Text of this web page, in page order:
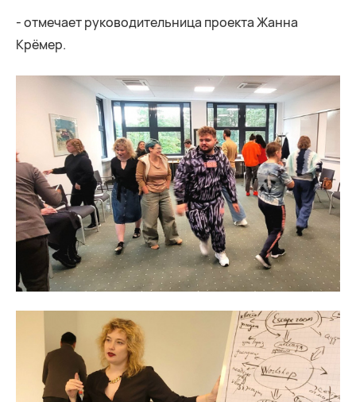
- отмечает руководительница проекта Жанна
Крёмер.